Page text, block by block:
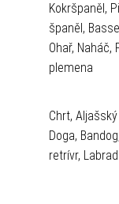
Kokršpaněl,
španěl,
Ohař, Naháč,
plemena
Chrt,
Doga,
retrívr,